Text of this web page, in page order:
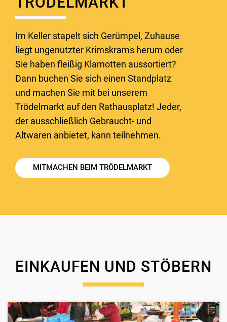
Im Keller stapelt sich Gerümpel, Zuhause
liegt ungenutzter Krimskrams herum oder
Sie haben fleißig Klamotten aussortiert?
Dann buchen Sie sich einen Standplatz
und machen Sie mit bei unserem
Trödelmarkt auf den Rathausplatz! Jeder,
der ausschließlich Gebraucht- und
Altwaren anbietet, kann teilnehmen.
MITMACHEN BEIM TRÖDELMARKT
EINKAUFEN UND STÖBERN